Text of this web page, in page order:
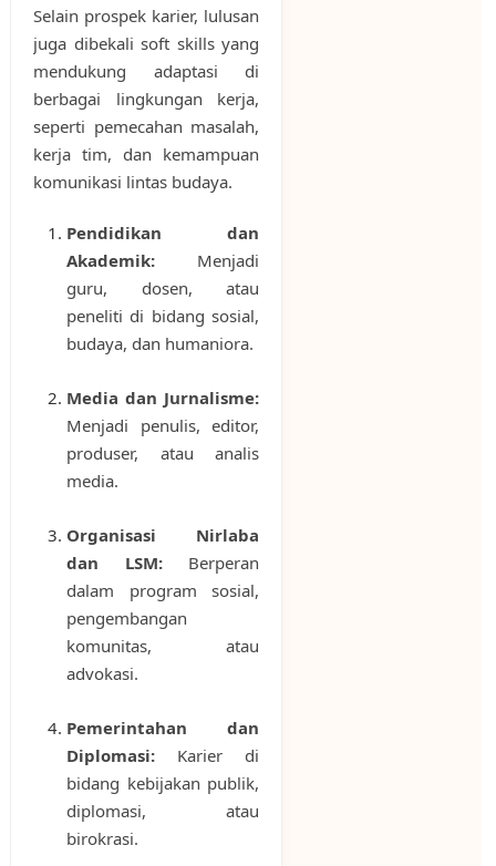
Selain prospek karier, lulusan
juga dibekali soft skills yang
mendukung adaptasi di
berbagai lingkungan kerja,
seperti pemecahan masalah,
kerja tim, dan kemampuan
komunikasi lintas budaya.
Pendidikan dan
Akademik:Menjadi
guru, dosen, atau
peneliti di bidang sosial,
budaya, dan humaniora.
Media dan Jurnalisme:
Menjadi penulis, editor,
produser, atau analis
media.
Organisasi Nirlaba
dan LSM:Berperan
dalam program sosial,
pengembangan
komunitas, atau
advokasi.
Pemerintahan dan
Diplomasi:Karier di
bidang kebijakan publik,
diplomasi, atau
birokrasi.